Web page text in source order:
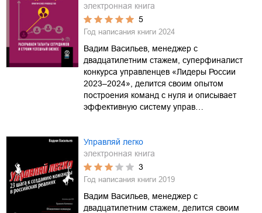
электронная книга
5
Год написания книги 2024
Вадим Васильев, менеджер с
двадцатилетним стажем, суперфиналист
конкурса управленцев «Лидеры России
2023–2024», делится своим опытом
построения команд с нуля и описывает
эффективную систему управ…
Управляй легко
электронная книга
3
Год написания книги 2019
Вадим Васильев, менеджер с
двадцатилетним стажем, делится своим